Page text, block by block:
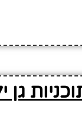
גן